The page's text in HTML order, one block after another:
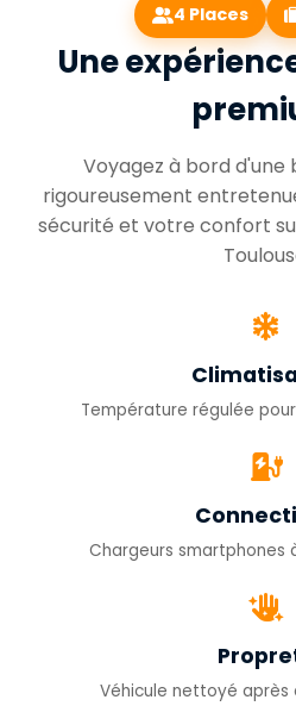
4 Places
Une
Voyagez à bord d'une
rigoureusement
sécurité et votre confort
Température régulée
Chargeurs smartphones
Véhicule nettoyé après